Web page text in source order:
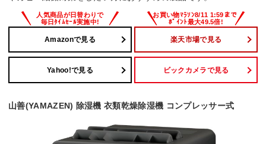
Amazonで見る 楽天市場で見る
Yahoo!で見る ビックカメラで見る
山善(YAMAZEN) 除湿機 衣類乾燥除湿機 コンプレッサー式